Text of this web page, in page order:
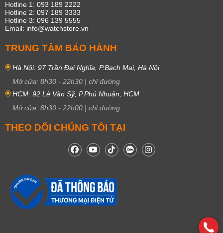
Hotline 1: 093 189 2222
Hotline 2: 097 189 3333
Hotline 3: 096 139 5555
Email: info@watchstore.vn
TRUNG TÂM BẢO HÀNH
Hà Nội: 97 Trần Đại Nghĩa, P.Bạch Mai, Hà Nội
Mở cửa: 8h30 - 22h30 | chỉ đường
HCM: 92 Lê Văn Sỹ, P.Phú Nhuận, HCM
Mở cửa: 8h30 - 22h00 | chỉ đường
THEO DÕI CHÚNG TÔI TẠI